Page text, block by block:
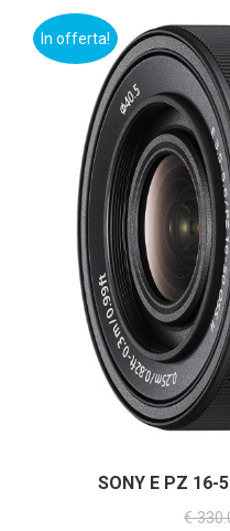
In offerta!
SONY E PZ 16-
€